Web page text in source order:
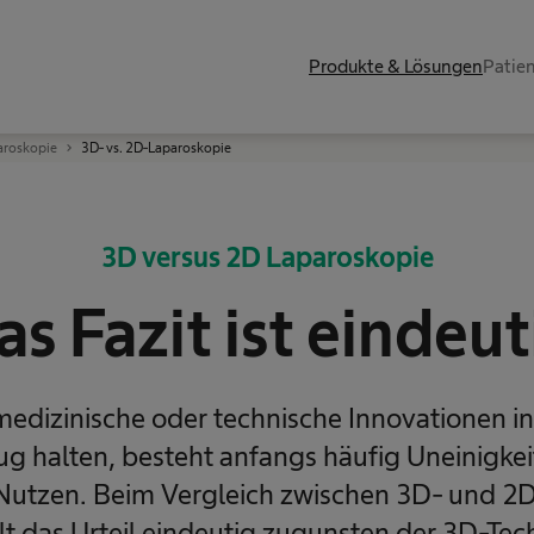
Produkte & Lösungen
3D- vs. 2D-Laparoskopie
3D versus 2D Laparoskopie
Fazit ist
oder technische Innovationen
halten, besteht anfangs häufig
Beim Vergleich zwischen 3D- und